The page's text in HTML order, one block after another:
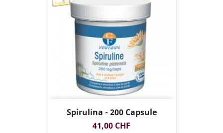
Spirulina - 200 Capsule
Prezzo
41,00 CHF